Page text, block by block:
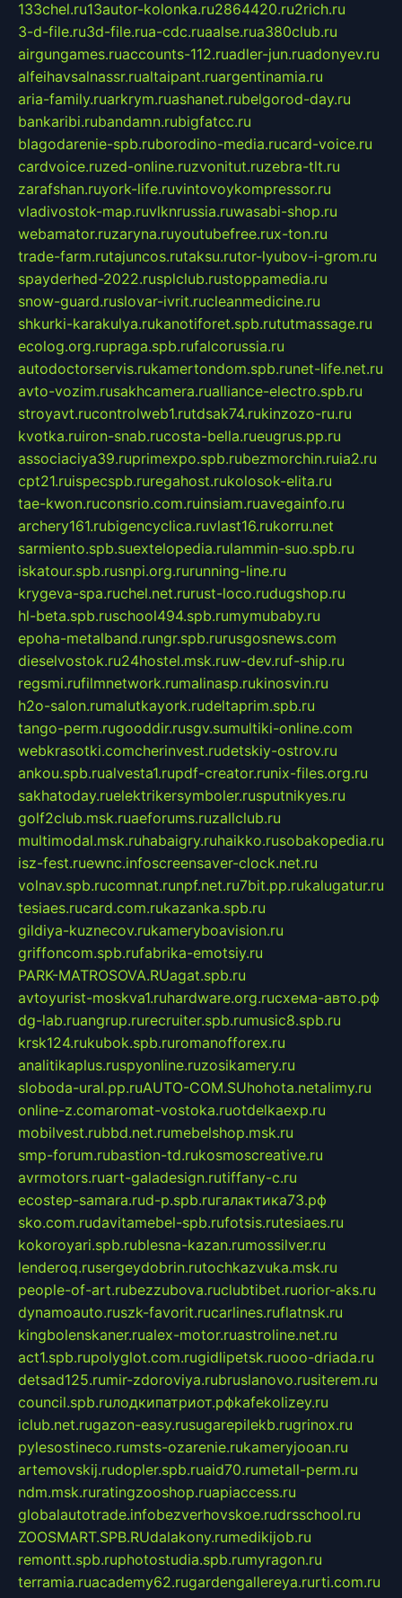
133chel.ru13autor-kolonka.ru2864420.ru2rich.ru
3-d-file.ru3d-file.rua-cdc.ruaalse.rua380club.ru
airgungames.ruaccounts-112.ruadler-jun.ruadonyev.ru
alfeihavsalnassr.rualtaipant.ruargentinamia.ru
aria-family.ruarkrym.ruashanet.rubelgorod-day.ru
bankaribi.rubandamn.rubigfatcc.ru
blagodarenie-spb.ruborodino-media.rucard-voice.ru
cardvoice.ruzed-online.ruzvonitut.ruzebra-tlt.ru
zarafshan.ruyork-life.ruvintovoykompressor.ru
vladivostok-map.ruvlknrussia.ruwasabi-shop.ru
webamator.ruzaryna.ruyoutubefree.rux-ton.ru
trade-farm.rutajuncos.rutaksu.rutor-lyubov-i-grom.ru
spayderhed-2022.rusplclub.rustoppamedia.ru
snow-guard.ruslovar-ivrit.rucleanmedicine.ru
shkurki-karakulya.rukanotiforet.spb.rututmassage.ru
ecolog.org.rupraga.spb.rufalcorussia.ru
autodoctorservis.rukamertondom.spb.runet-life.net.ru
avto-vozim.rusakhcamera.rualliance-electro.spb.ru
stroyavt.rucontrolweb1.rutdsak74.rukinzozo-ru.ru
kvotka.ruiron-snab.rucosta-bella.rueugrus.pp.ru
associaciya39.ruprimexpo.spb.rubezmorchin.ruia2.ru
cpt21.ruispecspb.ruregahost.rukolosok-elita.ru
tae-kwon.ruconsrio.com.ruinsiam.ruavegainfo.ru
archery161.rubigencyclica.ruvlast16.rukorru.net
sarmiento.spb.suextelopedia.rulammin-suo.spb.ru
iskatour.spb.rusnpi.org.rurunning-line.ru
krygeva-spa.ruchel.net.rurust-loco.rudugshop.ru
hl-beta.spb.ruschool494.spb.rumymubaby.ru
epoha-metalband.rungr.spb.rurusgosnews.com
dieselvostok.ru24hostel.msk.ruw-dev.ruf-ship.ru
regsmi.rufilmnetwork.rumalinasp.rukinosvin.ru
h2o-salon.rumalutkayork.rudeltaprim.spb.ru
tango-perm.rugooddir.rusgv.sumultiki-online.com
webkrasotki.comcherinvest.rudetskiy-ostrov.ru
ankou.spb.rualvesta1.rupdf-creator.runix-files.org.ru
sakhatoday.ruelektrikersymboler.rusputnikyes.ru
golf2club.msk.ruaeforums.ruzallclub.ru
multimodal.msk.ruhabaigry.ruhaikko.rusobakopedia.ru
isz-fest.ruewnc.infoscreensaver-clock.net.ru
volnav.spb.rucomnat.runpf.net.ru7bit.pp.rukalugatur.ru
tesiaes.rucard.com.rukazanka.spb.ru
gildiya-kuznecov.rukameryboavision.ru
griffoncom.spb.rufabrika-emotsiy.ru
PARK-MATROSOVA.RUagat.spb.ru
avtoyurist-moskva1.ruhardware.org.ruсхема-авто.рф
dg-lab.ruangrup.rurecruiter.spb.rumusic8.spb.ru
krsk124.rukubok.spb.ruromanofforex.ru
analitikaplus.ruspyonline.ruzosikamery.ru
sloboda-ural.pp.ruAUTO-COM.SUhohota.netalimy.ru
online-z.comaromat-vostoka.ruotdelkaexp.ru
mobilvest.rubbd.net.rumebelshop.msk.ru
smp-forum.rubastion-td.rukosmoscreative.ru
avrmotors.ruart-galadesign.rutiffany-c.ru
ecostep-samara.rud-p.spb.ruгалактика73.рф
sko.com.rudavitamebel-spb.rufotsis.rutesiaes.ru
kokoroyari.spb.rublesna-kazan.rumossilver.ru
lenderoq.rusergeydobrin.rutochkazvuka.msk.ru
people-of-art.rubezzubova.ruclubtibet.ruorior-aks.ru
dynamoauto.ruszk-favorit.rucarlines.ruflatnsk.ru
kingbolenskaner.rualex-motor.ruastroline.net.ru
act1.spb.rupolyglot.com.rugidlipetsk.ruooo-driada.ru
detsad125.rumir-zdoroviya.rubruslanovo.rusiterem.ru
council.spb.ruлодкипатриот.рфkafekolizey.ru
iclub.net.rugazon-easy.rusugarepilekb.rugrinox.ru
pylesostineco.rumsts-ozarenie.rukameryjooan.ru
artemovskij.rudopler.spb.ruaid70.rumetall-perm.ru
ndm.msk.ruratingzooshop.ruapiaccess.ru
globalautotrade.infobezverhovskoe.rudrsschool.ru
ZOOSMART.SPB.RUdalakony.rumedikijob.ru
remontt.spb.ruphotostudia.spb.rumyragon.ru
terramia.ruacademy62.rugardengallereya.rurti.com.ru